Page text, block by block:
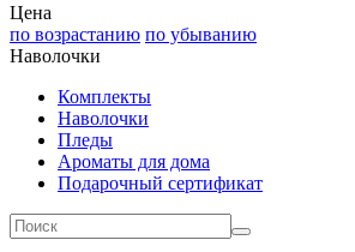
Цена
по возрастанию по убыванию
Наволочки
Комплекты
Наволочки
Пледы
Ароматы для дома
Подарочный сертификат